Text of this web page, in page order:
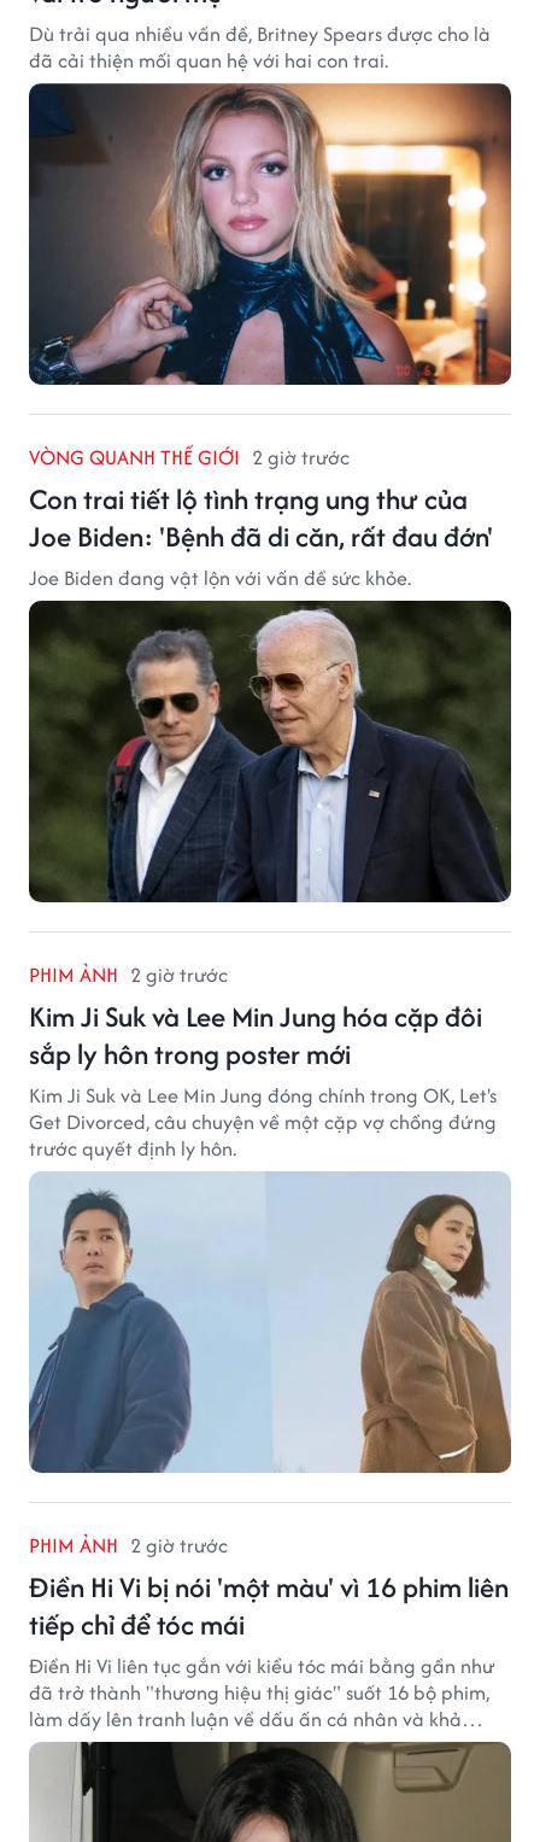
Dù trải qua nhiều vấn đề, Britney Spears được cho là
đã cải thiện mối quan hệ với hai con trai.
VÒNG QUANH THẾ GIỚI 2 giờ trước
Con trai tiết lộ tình trạng ung thư của
Joe Biden: 'Bệnh đã di căn, rất đau đớn'
Joe Biden đang vật lộn với vấn đề sức khỏe.
PHIM ẢNH 2 giờ trước
Kim Ji Suk và Lee Min Jung hóa cặp đôi
sắp ly hôn trong poster mới
Kim Ji Suk và Lee Min Jung đóng chính trong OK, Let's
Get Divorced, câu chuyện về một cặp vợ chồng đứng
trước quyết định ly hôn.
PHIM ẢNH 2 giờ trước
Điền Hi Vi bị nói 'một màu' vì 16 phim liên
tiếp chỉ để tóc mái
Điền Hi Vi liên tục gắn với kiểu tóc mái bằng gần như
đã trở thành "thương hiệu thị giác" suốt 16 bộ phim,
làm dấy lên tranh luận về dấu ấn cá nhân và khả
năng biến hóa trên màn ảnh.